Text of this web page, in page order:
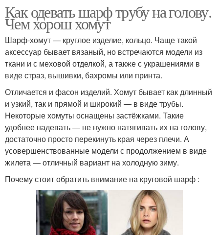
Как одевать шарф трубу на голову.
Чем хорош хомут
Шарф-хомут — круглое изделие, кольцо. Чаще такой
аксессуар бывает вязаный, но встречаются модели из
ткани и с меховой отделкой, а также с украшениями в
виде страз, вышивки, бахромы или принта.
Отличается и фасон изделий. Хомут бывает как длинный
и узкий, так и прямой и широкий — в виде трубы.
Некоторые хомуты оснащены застёжками. Такие
удобнее надевать — не нужно натягивать их на голову,
достаточно просто перекинуть края через плечи. А
усовершенствованные модели с продолжением в виде
жилета — отличный вариант на холодную зиму.
Почему стоит обратить внимание на круговой шарф :